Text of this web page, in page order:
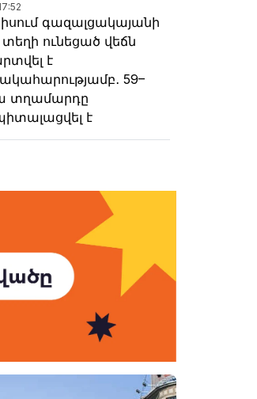
գազալցակայանի
ունեցած վեճն
է
59–
տղամարդը
է